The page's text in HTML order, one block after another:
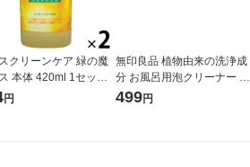
クリーンケア 緑の魔
本体 420ml 1セット
）
円
無印良品 植物由来の洗浄成
分 お風呂用泡クリーナー ４
００ｍｌ 良品計画
499円